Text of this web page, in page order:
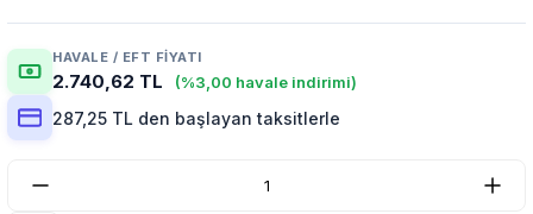
HAVALE / EFT FIYATI
2.740,62 TL (%3,00 havale indirimi)
287,25 TL den başlayan taksitlerle